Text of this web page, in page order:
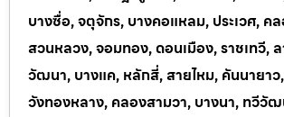
บางซื่อ, จตุจักร, บางคอแหลม, ประเวศ, ค
สวนหลวง, จอมทอง, ดอนเมือง, ราชเทวี,
วัฒนา, บางแค, หลักสี่, สายไหม, คันนายาว
วังทองหลาง, คลองสามวา, บางนา, ทวีวัฒ